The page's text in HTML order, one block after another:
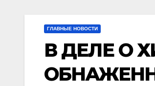
ГЛАВНЫЕ НОВОСТИ
В ДЕЛЕ О